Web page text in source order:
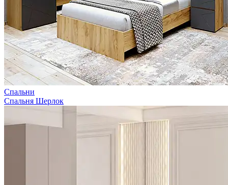
Спальни
Спальня Шерлок